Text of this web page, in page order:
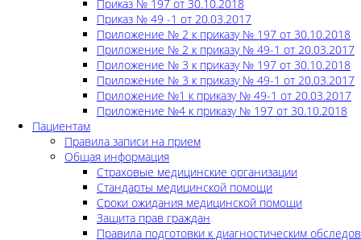
Приказ № 197 от 30.10.2018
Приказ № 49 -1 от 20.03.2017
Приложение № 2 к приказу № 197 от 30.10.2018
Приложение № 2 к приказу № 49-1 от 20.03.2017
Приложение № 3 к приказу № 197 от 30.10.2018
Приложение № 3 к приказу № 49-1 от 20.03.2017
Приложение №1 к приказу № 49-1 от 20.03.2017
Приложение №4 к приказу № 197 от 30.10.2018
Пациентам
Правила записи на прием
Общая информация
Страховые медицинские организации
Стандарты медицинской помощи
Сроки ожидания медицинской помощи
Защита прав граждан
Правила подготовки к диагностическим